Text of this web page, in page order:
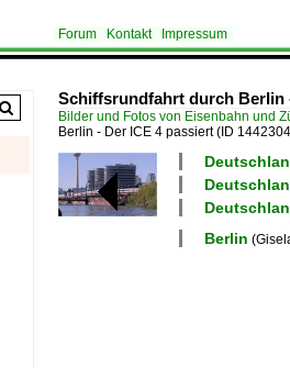
Forum Kontakt Impressum
Schiffsrundfahrt durch Berlin
Bilder und Fotos von Eisenbahn und
Berlin - Der ICE 4 passiert(ID
Berlin